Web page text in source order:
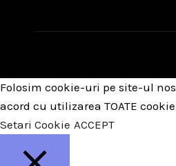
Folosim cookie-uri pe site-ul
acord cu utilizarea TOATE
Setari Cookie ACCEPT